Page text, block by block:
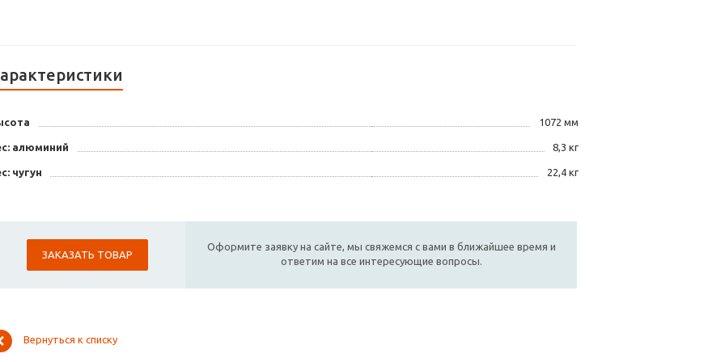
1072 мм
алюминий 8,3 кг
чугун 22,4 кг
ЗАКАЗАТЬ ТОВАР
Оформите заявку на сайте, мы свяжемся с вами в ближайшее время и
ответим на все интересующие вопросы.
Вернуться к списку